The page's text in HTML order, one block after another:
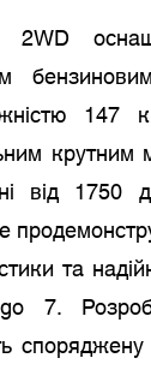
2WD
147
від 1750
та
7.